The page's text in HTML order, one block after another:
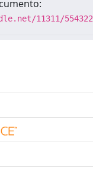
11311/554322